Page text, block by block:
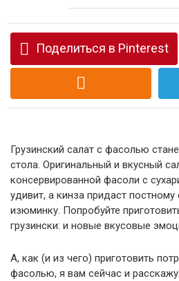
Поделиться в Pinterest
Грузинский салат с фасолью
стола. Оригинальный и вкусный
консервированной фасоли с
удивит, а кинза придаст
изюминку. Попробуйте
грузински: и новые вкусовые
А, как (и из чего) приготовить
фасолью, я вам сейчас и